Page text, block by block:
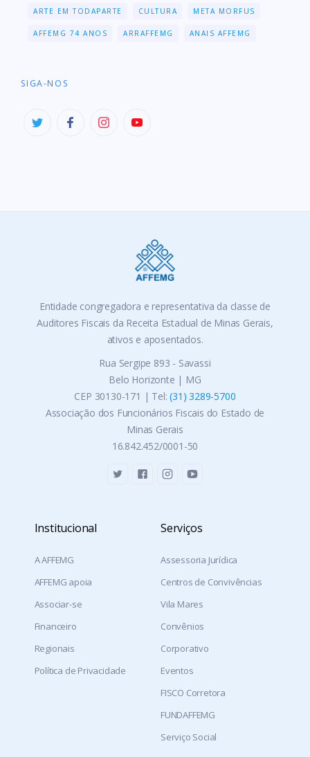
ARTE EM TODAPARTE CULTURA META MORFUS
AFFEMG 74 ANOS ARRAFFEMG ANAIS AFFEMG
SIGA-NOS
Entidade congregadora e representativa da classe de
Auditores Fiscais da Receita Estadual de Minas Gerais,
ativos e aposentados.
Rua Sergipe 893 - Savassi
Belo Horizonte | MG
CEP 30130-171 | Tel:(31) 3289-5700
Associação dos Funcionários Fiscais do Estado de
Minas Gerais
16.842.452/0001-50
Institucional
A AFFEMG
AFFEMG apoia
Associar-se
Financeiro
Regionais
Política de Privacidade
Serviços
Assessoria Jurídica
Centros de Convivências
Vila Mares
Convênios
Corporativo
Eventos
FISCO Corretora
FUNDAFFEMG
Serviço Social